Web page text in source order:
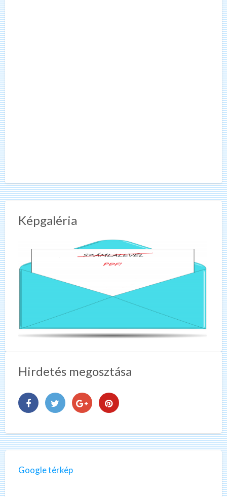
Képgaléria
Hirdetés megosztása
Google térkép